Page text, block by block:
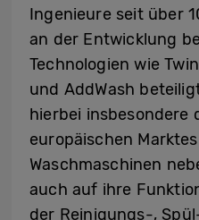
Ingenieure seit über
an der Entwicklung
Technologien wie
und AddWash
hierbei insbesondere
europäischen
Waschmaschinen
auch auf ihre
der Reinigungs-,